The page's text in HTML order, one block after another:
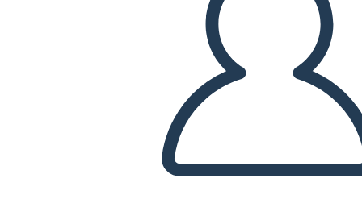
REPRODUZIR APRESENTAÇÃO DE SLIDES
LEIA PRA MIM